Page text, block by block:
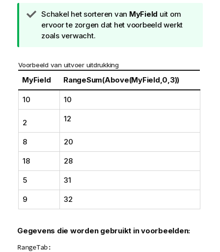
T
i
p
Schakel het sorteren van MyField uit om
ervoor te zorgen dat het voorbeeld werkt
zoals verwacht.
Voorbeeld van uitvoer uitdrukking
MyField RangeSum(Above(MyField,0,3))
10 10
2 12
8 20
18 28
5 31
9 32
Gegevens die worden gebruikt in voorbeelden:
RangeTab: